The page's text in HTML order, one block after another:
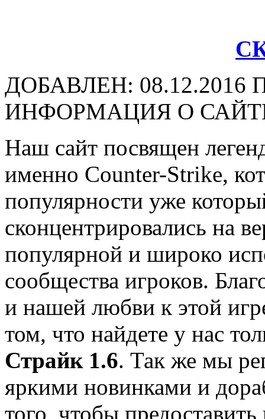
ДОБАВЛЕН: 08.12.2016
ИНФОРМАЦИЯ О
Наш сайт посвящен
именно Counter-Strike,
популярности уже
сконцентрировались на
популярной и широко
сообщества игроков.
и нашей любви к этой
том, что найдете у нас
Страйк 1.6. Так же мы
яркими новинками и
того, чтобы